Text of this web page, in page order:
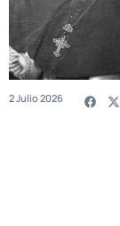
2 Julio 2026